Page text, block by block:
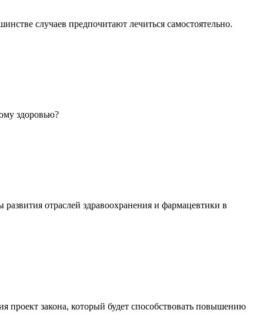
случаев предпочитают лечиться самостоятельно.
здоровью?
отраслей здравоохранения и фармацевтики в
проект закона, который будет способствовать повышению